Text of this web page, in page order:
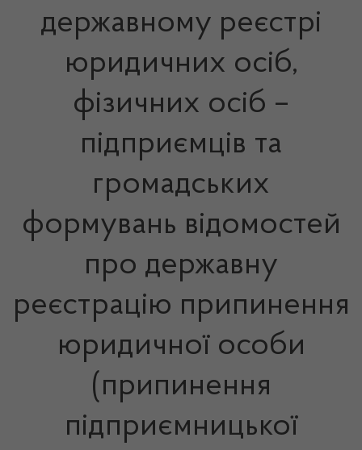
державному реєстрі
юридичних осіб,
фізичних осіб –
підприємців та
громадських
формувань відомостей
про державну
реєстрацію припинення
юридичної особи
(припинення
підприємницької